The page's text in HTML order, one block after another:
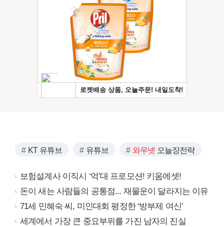
KT 유튜브 유튜브 와우넷 오늘장전략
보험설계사 이직시 ‘억’대 프로모션! 키움에셋!
돈이 새는 사람들의 공통점... 재물운이 달라지는 이유
71세 민혜숙 씨, 미인대회 평정한 ‘방부제 여신’
세계에서 가장 큰 중요부위를 가진 남자의 진실